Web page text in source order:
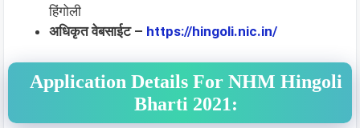
हिंगोली
अधिकृत वेबसाईट – https://hingoli.nic.in/
Application Details For NHM Hingoli
Bharti 2021: